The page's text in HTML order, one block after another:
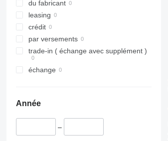
du fabricant
leasing
crédit
par versements
trade-in ( échange avec supplément )
échange
Année
–